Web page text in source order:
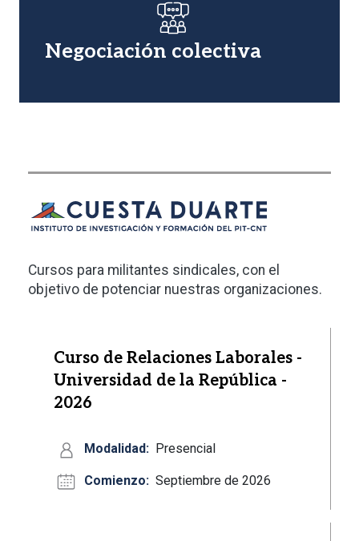
Negociación colectiva
Cursos para militantes sindicales, con el
objetivo de potenciar nuestras organizaciones.
Curso de Relaciones Laborales -
Universidad de la República -
2026
Modalidad: Presencial
Comienzo: Septiembre de 2026